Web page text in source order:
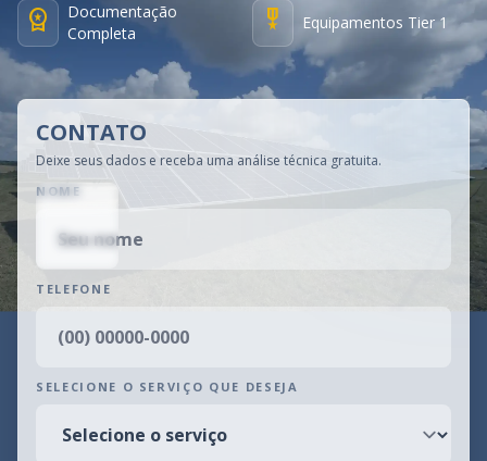
workspace_premium
Documentação
Completa
military_tech Equipamentos Tier 1
CONTATO
Deixe seus dados e receba uma análise técnica gratuita.
NOME
TELEFONE
SELECIONE O SERVIÇO QUE DESEJA